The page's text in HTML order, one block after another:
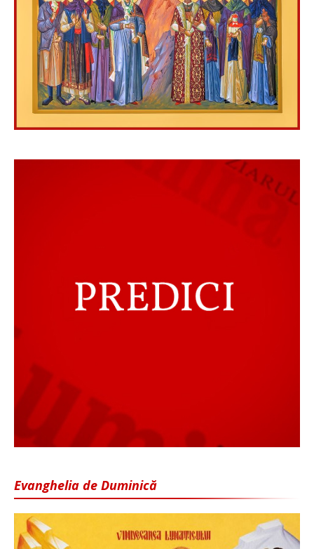
Evanghelia de Duminică